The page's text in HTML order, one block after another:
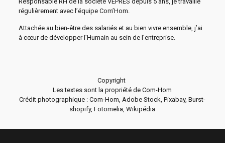
régulièrement avec l’équipe Com’Hom.
Attachée au bien-être des salariés et au bien vivre ensemble, j’ai
à cœur de développer l’Humain au sein de l’entreprise.
Copyright
Les textes sont la propriété deCom-Hom
Crédit photographique : Com-Hom, Adobe Stock, Pixabay, Burst-
shopify, Fotomelia, Wikipédia